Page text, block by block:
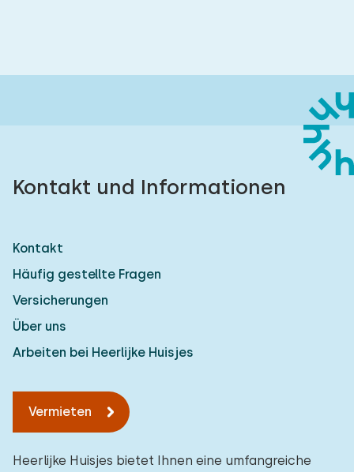
Kontakt und Informationen
Kontakt
Häufig gestellte Fragen
Versicherungen
Über uns
Arbeiten bei Heerlijke Huisjes
Vermieten
Heerlijke Huisjes bietet Ihnen eine umfangreiche